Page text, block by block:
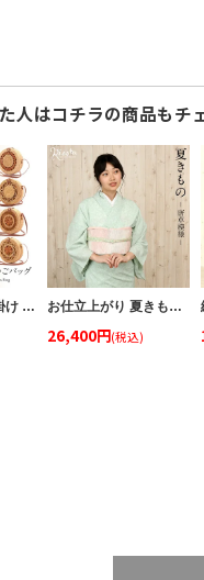
人はコチラの商品もチ
浴衣 バッグ 斜め掛け かご巾着 浴衣 バッグ レディース 和柄 黒かご 茶かご 浴衣バッグ 浴衣バック かごバック カゴ 籠 巾着 ベトナムバッグ お仕立上がり 夏きもの 《唐草 ＊ 薄緑》 フリーサイズ
26,400円(税込)